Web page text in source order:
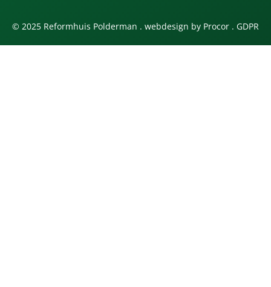
© 2025 Reformhuis Polderman . webdesign by Procor . GDPR